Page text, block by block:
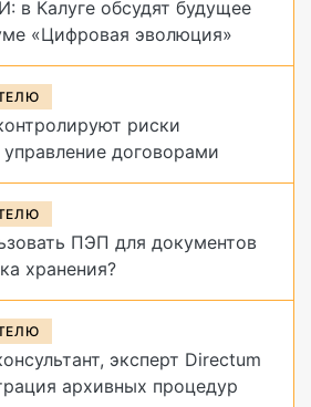
в Калуге обсудят будущее
«Цифровая эволюция»
риски
договорами
ПЭП для документов
хранения?
эксперт Directum
архивных процедур